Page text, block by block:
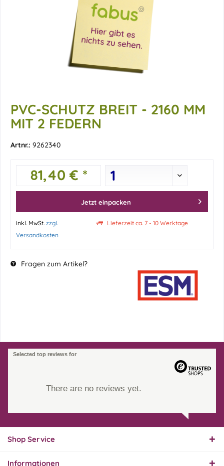
PVC-SCHUTZ BREIT - 2160 MM
MIT 2 FEDERN
Artnr.: 9262340
81,40 € *
Jetzt einpacken
inkl. MwSt. zzgl.
Versandkosten
Lieferzeit ca. 7 - 10 Werktage
Fragen zum Artikel?
Selected top reviews for
There are no reviews yet.
Shop Service
Informationen